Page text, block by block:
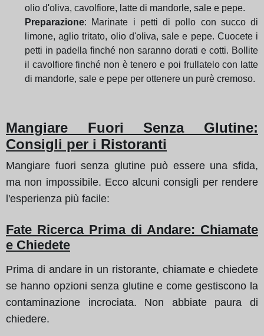
olio d'oliva, cavolfiore, latte di mandorle, sale e pepe.
Preparazione: Marinate i petti di pollo con succo di
limone, aglio tritato, olio d'oliva, sale e pepe. Cuocete i
petti in padella finché non saranno dorati e cotti. Bollite
il cavolfiore finché non è tenero e poi frullatelo con latte
di mandorle, sale e pepe per ottenere un purè cremoso.
Mangiare Fuori Senza Glutine:
Consigli per i Ristoranti
Mangiare fuori senza glutine può essere una sfida,
ma non impossibile. Ecco alcuni consigli per rendere
l'esperienza più facile:
Fate Ricerca Prima di Andare: Chiamate
e Chiedete
Prima di andare in un ristorante, chiamate e chiedete
se hanno opzioni senza glutine e come gestiscono la
contaminazione incrociata. Non abbiate paura di
chiedere.